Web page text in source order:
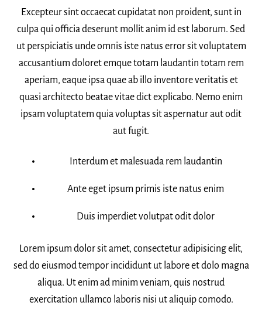
Excepteur sint occaecat cupidatat non proident, sunt in
culpa qui officia deserunt mollit anim id est laborum. Sed
ut perspiciatis unde omnis iste natus error sit voluptatem
accusantium doloret emque totam laudantin totam rem
aperiam, eaque ipsa quae ab illo inventore veritatis et
quasi architecto beatae vitae dict explicabo. Nemo enim
ipsam voluptatem quia voluptas sit aspernatur aut odit
aut fugit.
Interdum et malesuada rem laudantin
Ante eget ipsum primis iste natus enim
Duis imperdiet volutpat odit dolor
Lorem ipsum dolor sit amet, consectetur adipisicing elit,
sed do eiusmod tempor incididunt ut labore et dolo magna
aliqua. Ut enim ad minim veniam, quis nostrud
exercitation ullamco laboris nisi ut aliquip comodo.